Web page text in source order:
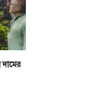
দামের